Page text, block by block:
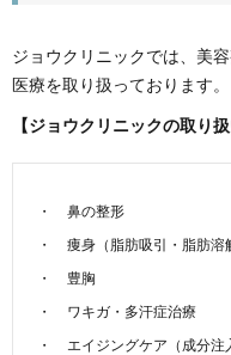
ジョウクリニックでは、美
医療を取り扱っております。
【ジョウクリニックの取り
鼻の整形
痩身（脂肪吸引・脂肪溶
豊胸
ワキガ・多汗症治療
エイジングケア（成分注